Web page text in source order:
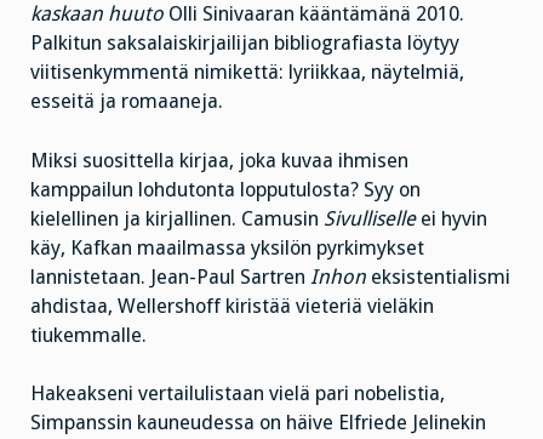
kaskaan huuto Olli Sinivaaran kääntämänä 2010.
Palkitun saksalaiskirjailijan bibliografiasta löytyy
viitisenkymmentä nimikettä: lyriikkaa, näytelmiä,
esseitä ja romaaneja.
Miksi suosittella kirjaa, joka kuvaa ihmisen
kamppailun lohdutonta lopputulosta? Syy on
kielellinen ja kirjallinen. Camusin Sivulliselleei hyvin
käy, Kafkan maailmassa yksilön pyrkimykset
lannistetaan. Jean-Paul Sartren Inhon eksistentialismi
ahdistaa, Wellershoff kiristää vieteriä vieläkin
tiukemmalle.
Hakeakseni vertailulistaan vielä pari nobelistia,
Simpanssin kauneudessa on häive Elfriede Jelinekin